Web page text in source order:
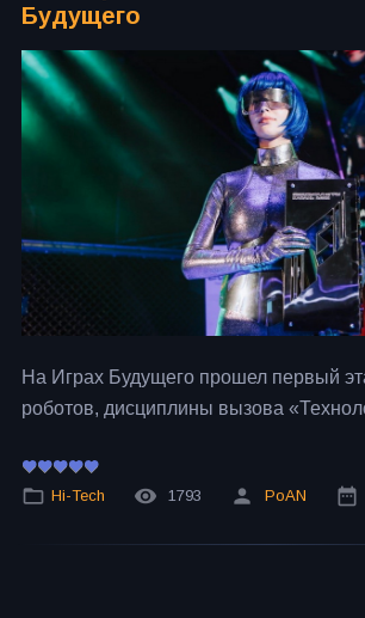
Будущего
На Играх Будущего прошел первый
роботов, дисциплины вызова
Hi-Tech 1793 PoAN